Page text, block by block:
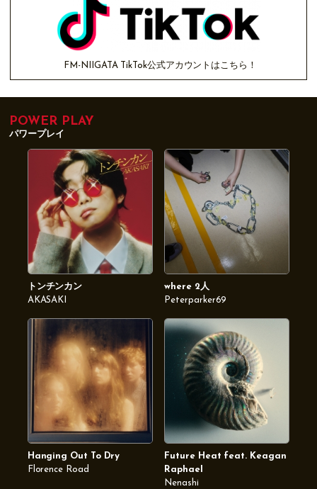
FM-NIIGATA TikTok公式アカウントはこちら！
POWER PLAY
パワープレイ
トンチンカン
AKASAKI
where 2人
Peterparker69
Hanging Out To Dry
Florence Road
Future Heat feat. Keagan
Raphael
Nenashi